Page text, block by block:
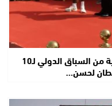
الدشيرة تحتضن النسخة الثانية من السباق الدولي لـ10
لحسن…